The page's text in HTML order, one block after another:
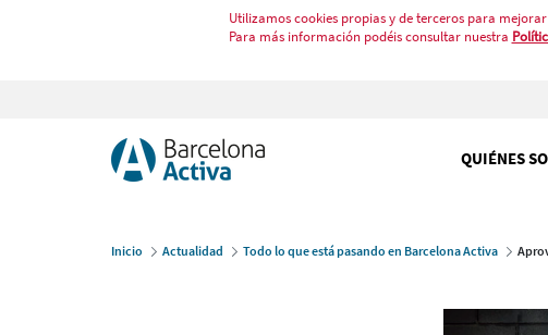
Utilizamos cookies propias y de terceros para
Para más información podéis consultar nuestra
QUIÉNES
Inicio Actualidad Todo lo que está pasando en Barcelona Activa